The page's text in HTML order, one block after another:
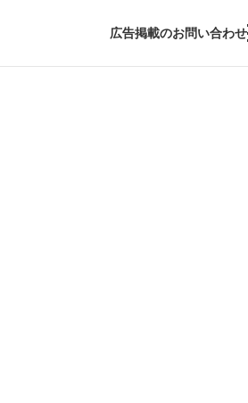
広告掲載のお問い合わせ